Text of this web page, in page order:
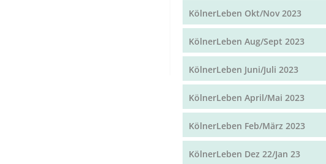
KölnerLeben Okt/Nov 2023
KölnerLeben Aug/Sept 2023
KölnerLeben Juni/Juli 2023
KölnerLeben April/Mai 2023
KölnerLeben Feb/März 2023
KölnerLeben Dez 22/Jan 23